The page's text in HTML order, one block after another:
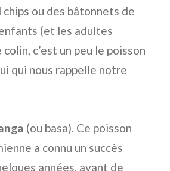
ou des bâtonnets de
(et les adultes
c’est un peu le poisson
qui nous rappelle notre
(ou basa). Ce poisson
a connu un succès
années, avant de